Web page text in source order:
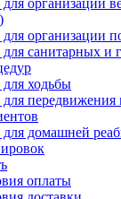
организации
организации
санитарных и
ходьбы
домашней
оплаты